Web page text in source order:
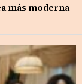
más moderna